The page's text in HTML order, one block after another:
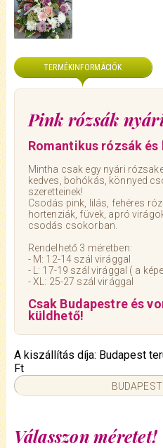
TERMÉKINFORMÁCIÓK
Pink rózsák
Romantikus rózsák
Mintha csak egy nyári
kedves, bohókás, könnyed
szeretteinek!
Csodás pink, lilás, fehéres
hortenziák, füvek, apró
csodás csokorban.
Rendelhető 3 méretben:
- M: 12-14 szál virággal
- L: 17-19 szál virággal ( a
- XL: 25-27 szál virággal
Csak Budapestre és
küldhető!
Válasszon méretet!
A kiszállítás díja: Budapest
Ft